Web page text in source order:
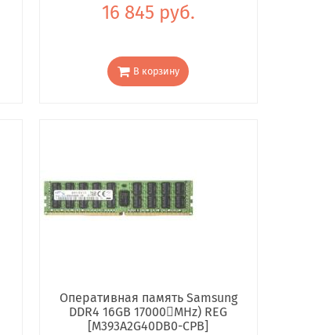
16 845 руб.
В корзину
Оперативная память Samsung
DDR4 16GB 17000񢋕MHz) REG
[M393A2G40DB0-CPB]